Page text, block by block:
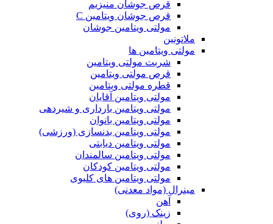
قرص جوشان منیزیم
قرص جوشان ویتامین C
مولتی ویتامین جوشان
ملاتونین
مولتی ویتامین ها
شربت مولتی ویتامین
قرص مولتی ویتامین
قطره مولتی ویتامین
مولتی ویتامین آقایان
مولتی ویتامین بارداری و شیردهی
مولتی ویتامین بانوان
مولتی ویتامین بدنسازی (ورزشی)
مولتی ویتامین دیابتی
مولتی ویتامین سالمندان
مولتی ویتامین کودکان
مولتی ویتامین های کلیوی
مینرال (مواد معدنی)
آهن
زینک (روی)